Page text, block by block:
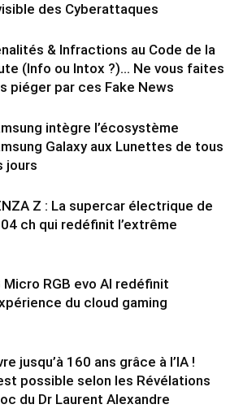
des Cyberattaques
& Infractions au Code de la
(Info ou Intox ?)… Ne vous faites
piéger par ces Fake News
intègre l’écosystème
Galaxy aux Lunettes de tous
jours
Z : La supercar électrique de
ch qui redéfinit l’extrême
Micro RGB evo AI redéfinit
du cloud gaming
jusqu’à 160 ans grâce à l’IA !
possible selon les Révélations
du Dr Laurent Alexandre